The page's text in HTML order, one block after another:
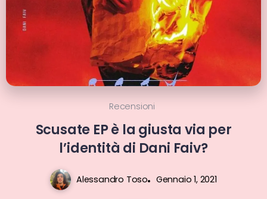
Recensioni
Scusate EP è la giusta via per
l’identità di Dani Faiv?
Alessandro Toso Gennaio 1, 2021